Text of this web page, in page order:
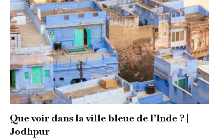
Que voir dans la ville bleue de l’Inde ? |
Jodhpur